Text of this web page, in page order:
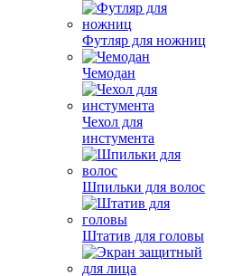
Футляр для ножниц
Чемодан
Чехол для
инстумента
Шпильки для волос
Штатив для головы